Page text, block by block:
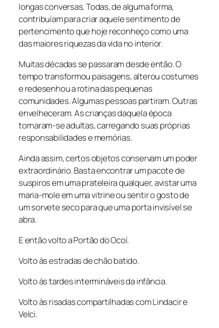
longas conversas. Todas, de alguma forma,
contribuíam para criar aquele sentimento de
pertencimento que hoje reconheço como uma
das maiores riquezas da vida no interior.
Muitas décadas se passaram desde então. O
tempo transformou paisagens, alterou costumes
e redesenhou a rotina das pequenas
comunidades. Algumas pessoas partiram. Outras
envelheceram. As crianças daquela época
tornaram-se adultas, carregando suas próprias
responsabilidades e memórias.
Ainda assim, certos objetos conservam um poder
extraordinário. Basta encontrar um pacote de
suspiros em uma prateleira qualquer, avistar uma
maria-mole em uma vitrine ou sentir o gosto de
um sorvete seco para que uma porta invisível se
abra.
E então volto a Portão do Ocoí.
Volto às estradas de chão batido.
Volto às tardes intermináveis da infância.
Volto às risadas compartilhadas com Lindacir e
Velci.